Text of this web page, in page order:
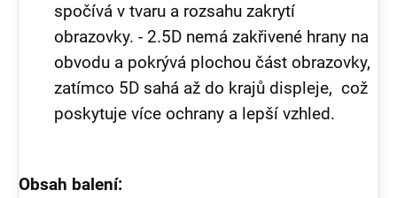
spočívá v tvaru a rozsahu zakrytí
obrazovky. - 2.5D nemá zakřivené hrany na
obvodu a pokrývá plochou část obrazovky,
zatímco 5D sahá až do krajů displeje, což
poskytuje více ochrany a lepší vzhled.
Obsah balení: